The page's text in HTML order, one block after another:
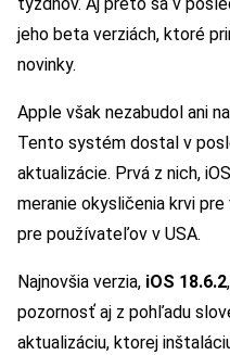
jeho beta verziách, ktoré
novinky.
Apple však nezabudol ani
Tento systém dostal v
aktualizácie. Prvá z nich,
meranie okysličenia krvi
pre používateľov v USA.
Najnovšia verzia, iOS 18.6.2
pozornosť aj z pohľadu
aktualizáciu, ktorej